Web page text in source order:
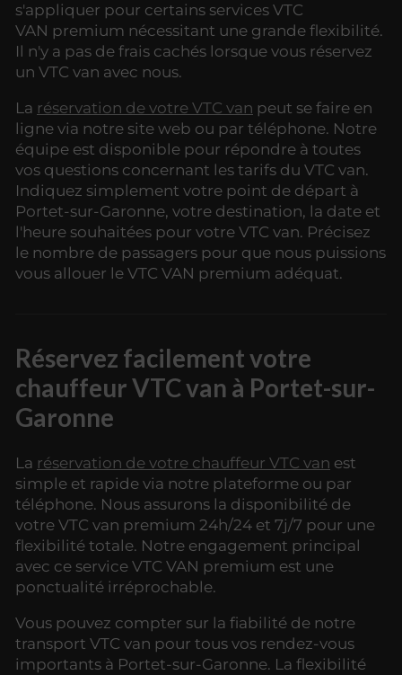
s'appliquer pour certains services VTC
VAN premium nécessitant une grande flexibilité.
Il n'y a pas de frais cachés lorsque vous réservez
un VTC van avec nous.
La réservation de votre VTC van peut se faire en
ligne via notre site web ou par téléphone. Notre
équipe est disponible pour répondre à toutes
vos questions concernant les tarifs du VTC van.
Indiquez simplement votre point de départ à
Portet-sur-Garonne, votre destination, la date et
l'heure souhaitées pour votre VTC van. Précisez
le nombre de passagers pour que nous puissions
vous allouer le VTC VAN premium adéquat.
Réservez facilement votre
chauffeur VTC van à Portet-sur-
Garonne
La réservation de votre chauffeur VTC van est
simple et rapide via notre plateforme ou par
téléphone. Nous assurons la disponibilité de
votre VTC van premium 24h/24 et 7j/7 pour une
flexibilité totale. Notre engagement principal
avec ce service VTC VAN premium est une
ponctualité irréprochable.
Vous pouvez compter sur la fiabilité de notre
transport VTC van pour tous vos rendez-vous
importants à Portet-sur-Garonne. La flexibilité